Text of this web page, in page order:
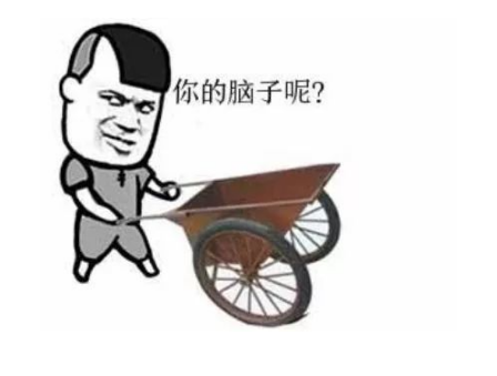
进化过程中，逐渐形成了直觉和分析思维两个司令部。
出门开车，逛街，闲聊，基本都是由直觉指挥的，这样
活优哉游哉，怡然自得。